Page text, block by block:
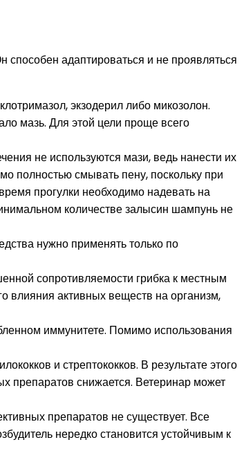
способен адаптироваться и не проявляться
экзодерил либо микозолон.
мазь. Для этой цели проще всего
не используются мази, ведь нанести их
полностью смывать пену, поскольку при
прогулки необходимо надевать на
количестве залысин шампунь не
нужно применять только по
сопротивляемости грибка к местным
влияния активных веществ на организм,
иммунитете. Помимо использования
и стрептококков. В результате этого
препаратов снижается. Ветеринар может
препаратов не существует. Все
нередко становится устойчивым к